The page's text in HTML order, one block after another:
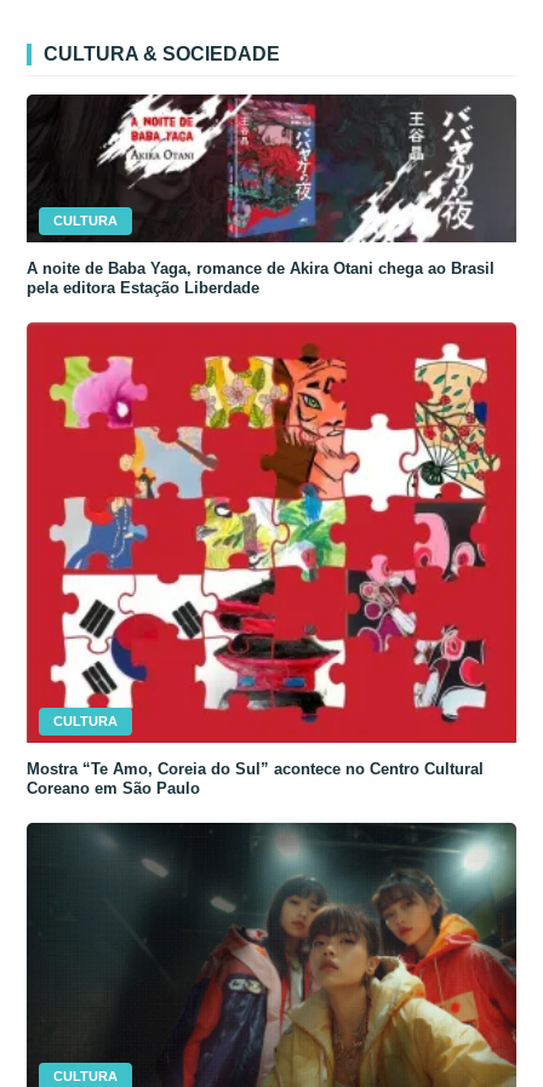
CULTURA & SOCIEDADE
CULTURA
A noite de Baba Yaga, romance de Akira Otani chega ao Brasil
pela editora Estação Liberdade
CULTURA
Mostra “Te Amo, Coreia do Sul” acontece no Centro Cultural
Coreano em São Paulo
CULTURA